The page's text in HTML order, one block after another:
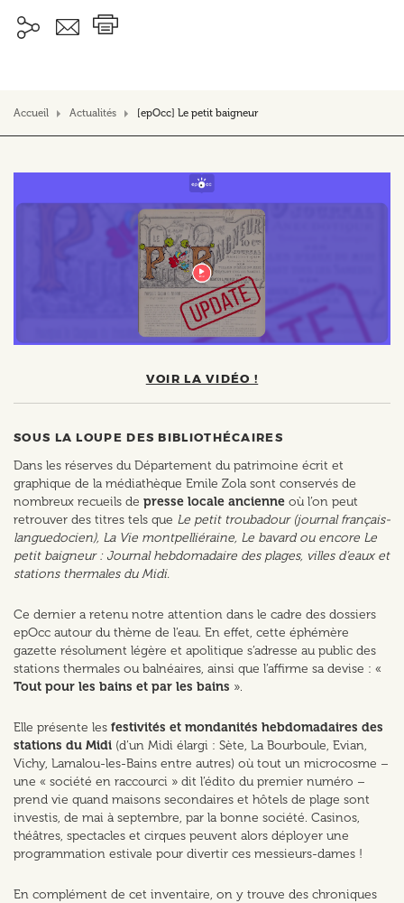
Accueil Actualités [epOcc] Le petit baigneur
VOIR LA VIDÉO !
SOUS LA LOUPE DES BIBLIOTHÉCAIRES
Dans les réserves du Département du patrimoine écrit et
graphique de la médiathèque Emile Zola sont conservés de
nombreux recueils de presse locale ancienne où l’on peut
retrouver des titres tels que Le petit troubadour (journal français-
languedocien), La Vie montpelliéraine, Le bavard ou encore Le
petit baigneur : Journal hebdomadaire des plages, villes d’eaux et
stations thermales du Midi.
Ce dernier a retenu notre attention dans le cadre des dossiers
epOcc autour du thème de l’eau. En effet, cette éphémère
gazette résolument légère et apolitique s’adresse au public des
stations thermales ou balnéaires, ainsi que l’affirme sa devise : «
Tout pour les bains et par les bains ».
Elle présente les festivités et mondanités hebdomadaires des
stations du Midi (d’un Midi élargi : Sète, La Bourboule, Evian,
Vichy, Lamalou-les-Bains entre autres) où tout un microcosme –
une « société en raccourci » dit l’édito du premier numéro –
prend vie quand maisons secondaires et hôtels de plage sont
investis, de mai à septembre, par la bonne société. Casinos,
théâtres, spectacles et cirques peuvent alors déployer une
programmation estivale pour divertir ces messieurs-dames !
En complément de cet inventaire, on y trouve des chroniques